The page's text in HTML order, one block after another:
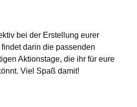
bei der Erstellung eurer
darin die passenden
Aktionstage, die ihr für eure
Viel Spaß damit!